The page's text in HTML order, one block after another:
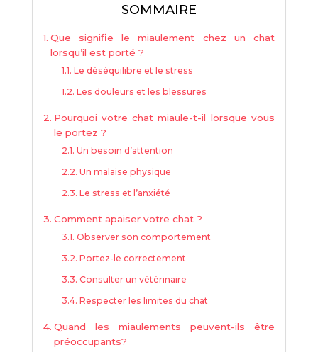
SOMMAIRE
Que signifie le miaulement chez un chat
lorsqu’il est porté ?
Le déséquilibre et le stress
Les douleurs et les blessures
Pourquoi votre chat miaule-t-il lorsque vous
le portez ?
Un besoin d’attention
Un malaise physique
Le stress et l’anxiété
Comment apaiser votre chat ?
Observer son comportement
Portez-le correctement
Consulter un vétérinaire
Respecter les limites du chat
Quand les miaulements peuvent-ils être
préoccupants?